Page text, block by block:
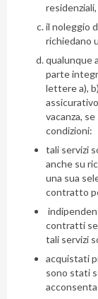
il noleggio
richiedano
qualunque
parte
lettere a),
vacanza,
condizioni:
tali servizi
anche su
una sua
contratto
contratti
tali servizi
acquistati
sono stati